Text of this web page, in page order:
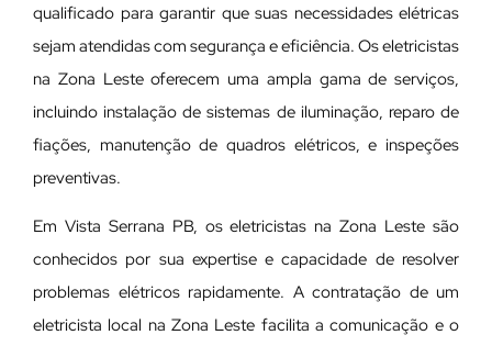
qualificado para garantir que suas necessidades elétricas
sejam atendidas com segurança e eficiência. Os eletricistas
na Zona Leste oferecem uma ampla gama de serviços,
incluindo instalação de sistemas de iluminação, reparo de
fiações, manutenção de quadros elétricos, e inspeções
preventivas.
Em Vista Serrana PB, os eletricistas na Zona Leste são
conhecidos por sua expertise e capacidade de resolver
problemas elétricos rapidamente. A contratação de um
eletricista local na Zona Leste facilita a comunicação e o